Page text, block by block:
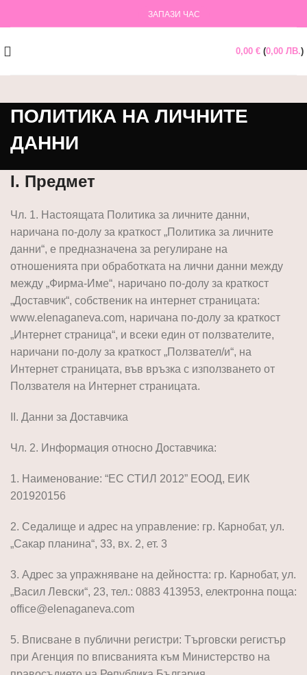
ЗАПАЗИ ЧАС
0,00 € (0,00 ЛВ.)
ПОЛИТИКА НА ЛИЧНИТЕ
ДАННИ
I. Предмет
Чл. 1. Настоящата Политика за личните данни,
наричана по-долу за краткост „Политика за личните
данни“, е предназначена за регулиране на
отношенията при обработката на лични данни между
между „Фирма-Име“, наричано по-долу за краткост
„Доставчик“, собственик на интернет страницата:
www.elenaganeva.com, наричана по-долу за краткост
„Интернет страница“, и всеки един от ползвателите,
наричани по-долу за краткост „Ползвател/и“, на
Интернет страницата, във връзка с използването от
Ползвателя на Интернет страницата.
II. Данни за Доставчика
Чл. 2. Информация относно Доставчика:
1. Наименование: “ЕС СТИЛ 2012” ЕООД, ЕИК
201920156
2. Седалище и адрес на управление: гр. Карнобат, ул.
„Сакар планина“, 33, вх. 2, ет. 3
3. Адрес за упражняване на дейността: гр. Карнобат, ул.
„Васил Левски“, 23, тел.: 0883 413953, електронна поща:
office@elenaganeva.com
5. Вписване в публични регистри: Търговски регистър
при Агенция по вписванията към Министерство на